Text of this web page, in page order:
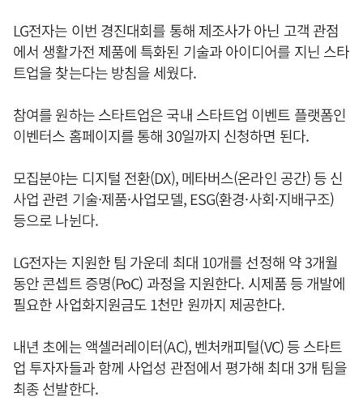
LG전자는 이번 경진대회를 통해 제조사가 아닌 고객 관점
에서 생활가전 제품에 특화된 기술과 아이디어를 지닌 스타
트업을 찾는다는 방침을 세웠다.
참여를 원하는 스타트업은 국내 스타트업 이벤트 플랫폼인
이벤터스 홈페이지를 통해 30일까지 신청하면 된다.
모집분야는 디지털 전환(DX), 메타버스(온라인 공간) 등 신
사업 관련 기술·제품·사업모델, ESG(환경·사회·지배구조)
등으로 나뉜다.
LG전자는 지원한 팀 가운데 최대 10개를 선정해 약 3개월
동안 콘셉트 증명(PoC) 과정을 지원한다. 시제품 등 개발에
필요한 사업화지원금도 1천만 원까지 제공한다.
내년 초에는 액셀러레이터(AC), 벤처캐피털(VC) 등 스타트
업 투자자들과 함께 사업성 관점에서 평가해 최대 3개 팀을
최종 선발한다.